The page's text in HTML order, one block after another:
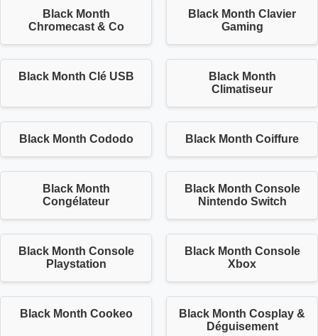
Black Month
Chromecast & Co
Black Month Clavier
Gaming
Black Month Clé USB
Black Month
Climatiseur
Black Month Cododo Black Month Coiffure
Black Month
Congélateur
Black Month Console
Nintendo Switch
Black Month Console
Playstation
Black Month Console
Xbox
Black Month Cookeo
Black Month Cosplay &
Déguisement